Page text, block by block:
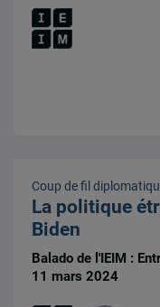
Coup de fil
La politique
Biden
Balado de l'IEIM :
11 mars 2024